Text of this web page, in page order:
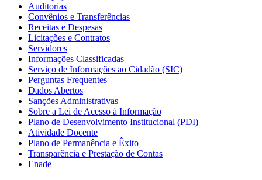
Auditorias
Convênios e Transferências
Receitas e Despesas
Licitações e Contratos
Servidores
Informações Classificadas
Serviço de Informações ao Cidadão (SIC)
Perguntas Frequentes
Dados Abertos
Sanções Administrativas
Sobre a Lei de Acesso à Informação
Plano de Desenvolvimento Institucional (PDI)
Atividade Docente
Plano de Permanência e Êxito
Transparência e Prestação de Contas
Enade